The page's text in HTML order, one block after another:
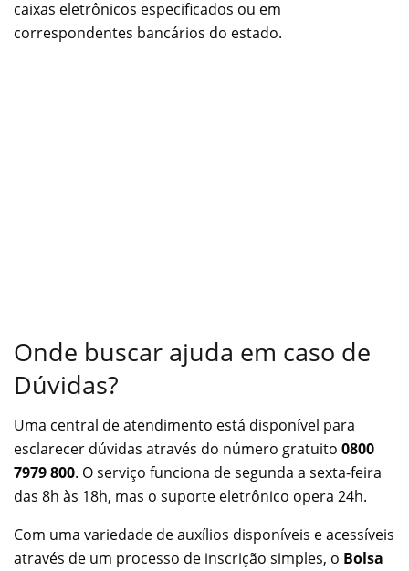
caixas eletrônicos especificados ou em
correspondentes bancários do estado.
Onde buscar ajuda em caso de
Dúvidas?
Uma central de atendimento está disponível para
esclarecer dúvidas através do número gratuito 0800
7979 800. O serviço funciona de segunda a sexta-feira
das 8h às 18h, mas o suporte eletrônico opera 24h.
Com uma variedade de auxílios disponíveis e acessíveis
através de um processo de inscrição simples, o Bolsa